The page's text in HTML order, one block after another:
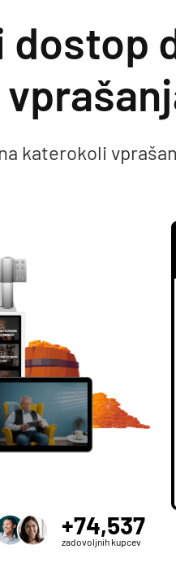
katerokoli
+74,537
zadovoljnih kupcev